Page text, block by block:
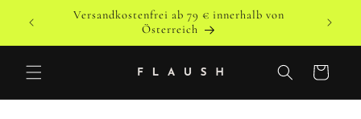
zum
Versandkostenfrei ab 79 € innerhalb von
Österreich
Warenkorb